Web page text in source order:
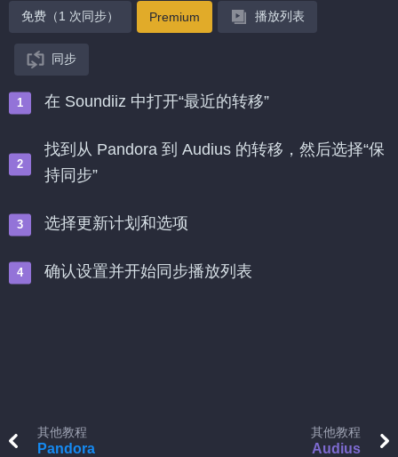
免费（1 次同步） Premium 播放列表
同步
在 Soundiiz 中打开“最近的转移”
找到从 Pandora 到 Audius 的转移，然后选择“保
持同步”
选择更新计划和选项
确认设置并开始同步播放列表
其他教程
Pandora
其他教程
Audius